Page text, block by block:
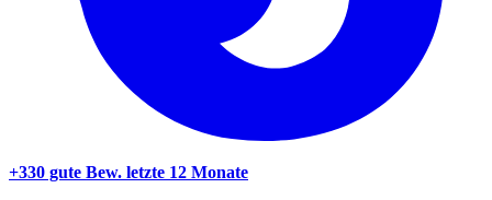
+330 gute Bew. letzte 12 Monate